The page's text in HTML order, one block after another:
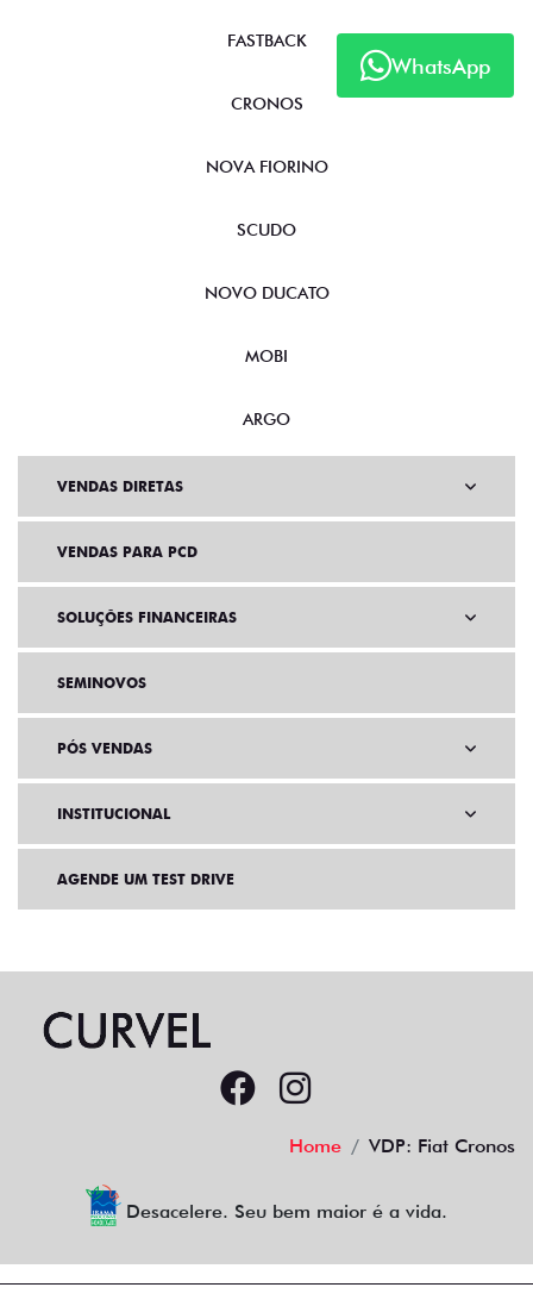
WhatsApp
FASTBACK
CRONOS
NOVA FIORINO
SCUDO
NOVO DUCATO
MOBI
ARGO
VENDAS DIRETAS
VENDAS PARA PCD
SOLUÇÕES FINANCEIRAS
SEMINOVOS
PÓS VENDAS
INSTITUCIONAL
AGENDE UM TEST DRIVE
Home VDP: Fiat Cronos
Desacelere. Seu bem maior é a vida.